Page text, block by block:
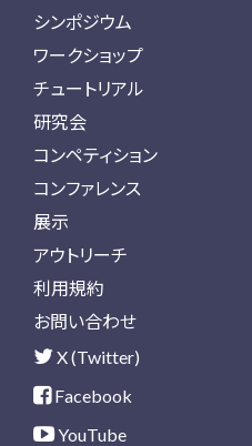
シンポジウム
ワークショップ
チュートリアル
研究会
コンペティション
コンファレンス
展示
アウトリーチ
利用規約
お問い合わせ
X (Twitter)
Facebook
YouTube